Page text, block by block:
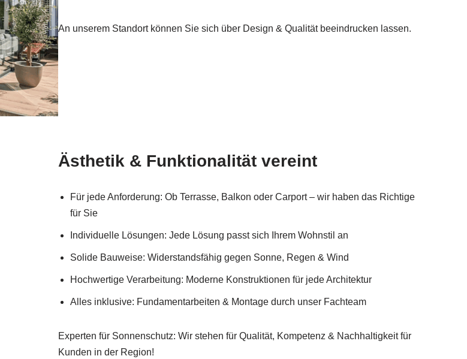
An unserem Standort können Sie sich über Design & Qualität beeindrucken lassen.
Ästhetik & Funktionalität vereint
Für jede Anforderung: Ob Terrasse, Balkon oder Carport – wir haben das Richtige
für Sie
Individuelle Lösungen: Jede Lösung passt sich Ihrem Wohnstil an
Solide Bauweise: Widerstandsfähig gegen Sonne, Regen & Wind
Hochwertige Verarbeitung: Moderne Konstruktionen für jede Architektur
Alles inklusive: Fundamentarbeiten & Montage durch unser Fachteam
Experten für Sonnenschutz: Wir stehen für Qualität, Kompetenz & Nachhaltigkeit für
Kunden in der Region!